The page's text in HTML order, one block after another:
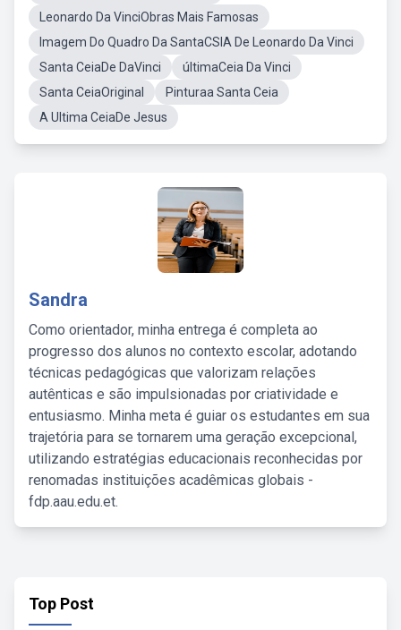
Leonardo Da VinciObras Mais Famosas
Imagem Do Quadro Da SantaCSIA De Leonardo Da Vinci
Santa CeiaDe DaVinci
últimaCeia Da Vinci
Santa CeiaOriginal
Pinturaa Santa Ceia
A Ultima CeiaDe Jesus
Sandra
Como orientador, minha entrega é completa ao
progresso dos alunos no contexto escolar, adotando
técnicas pedagógicas que valorizam relações
autênticas e são impulsionadas por criatividade e
entusiasmo. Minha meta é guiar os estudantes em sua
trajetória para se tornarem uma geração excepcional,
utilizando estratégias educacionais reconhecidas por
renomadas instituições acadêmicas globais -
fdp.aau.edu.et.
Top Post